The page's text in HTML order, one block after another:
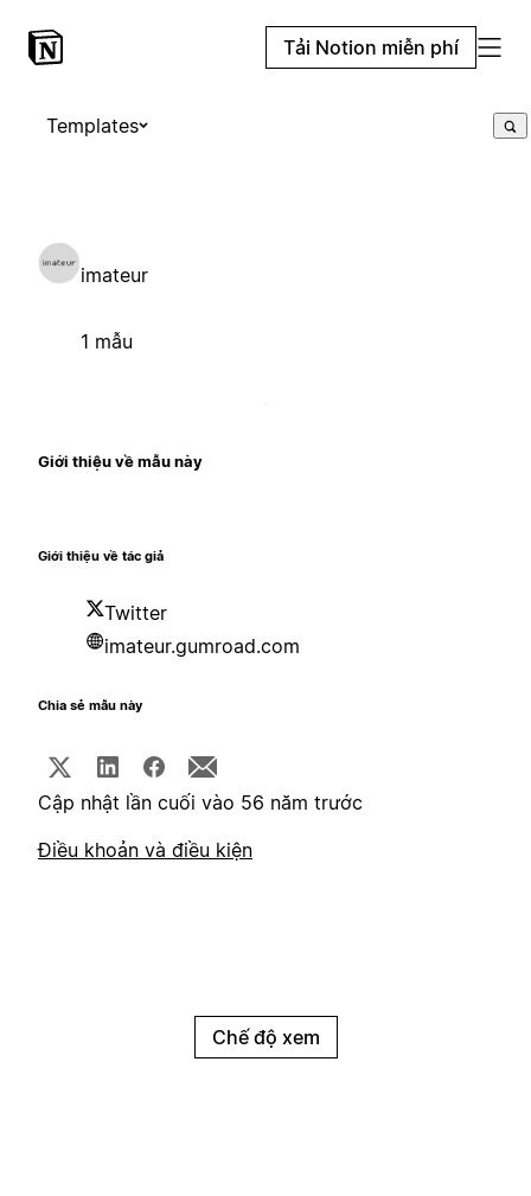
Tải Notion miễn phí
Templates
imateur
1 mẫu
Giới thiệu về mẫu này
Giới thiệu về tác giả
Twitter
imateur.gumroad.com
Chia sẻ mẫu này
Cập nhật lần cuối vào 56 năm trước
Điều khoản và điều kiện
Chế độ xem